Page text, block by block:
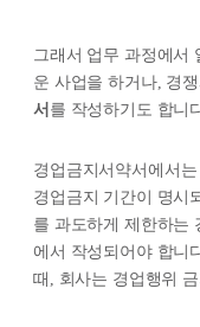
그래서 업무 과정에서
운 사업을 하거나, 경
서 를 작성하기도 합니
경업금지서약서에서
경업금지 기간이 명시
를 과도하게 제한하는
에서 작성되어야 합니
때, 회사는 경업행위